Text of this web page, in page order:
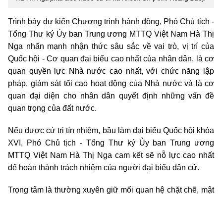
Trình bày dự kiến Chương trình hành động, Phó Chủ tịch -
Tổng Thư ký Ủy ban Trung ương MTTQ Việt Nam Hà Thị
Nga nhấn mạnh nhận thức sâu sắc về vai trò, vị trí của
Quốc hội - Cơ quan đại biểu cao nhất của nhân dân, là cơ
quan quyền lực Nhà nước cao nhất, với chức năng lập
pháp, giám sát tối cao hoạt động của Nhà nước và là cơ
quan đại diện cho nhân dân quyết định những vấn đề
quan trọng của đất nước.
Nếu được cử tri tín nhiệm, bầu làm đại biểu Quốc hội khóa
XVI, Phó Chủ tịch - Tổng Thư ký Ủy ban Trung ương
MTTQ Việt Nam Hà Thị Nga cam kết sẽ nỗ lực cao nhất
để hoàn thành trách nhiệm của người đại biểu dân cử.
Trọng tâm là thường xuyên giữ mối quan hệ chặt chẽ, mật